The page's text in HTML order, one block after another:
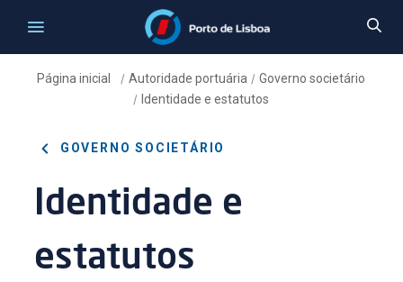
Página inicial /Autoridade portuária /Governo societário
/ Identidade e estatutos
GOVERNO SOCIETÁRIO
Identidade e
estatutos